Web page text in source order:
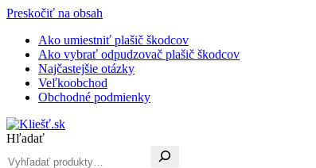
Preskočiť na obsah
Ako umiestniť plašič škodcov
Ako vybrať odpudzovač plašič škodcov
Najčastejšie otázky
Veľkoobchod
Obchodné podmienky
Hľadať